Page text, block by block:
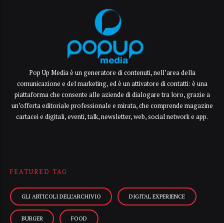
Pop Up Media è un generatore di contenuti, nell’area della
comunicazione e del marketing, ed è un attivatore di contatti: è una
piattaforma che consente alle aziende di dialogare tra loro, grazie a
un’offerta editoriale professionale e mirata, che comprende magazine
cartacei e digitali, eventi, talk, newsletter, web, social network e app.
FEATURED TAG
GLI ARTICOLI DELL’ARCHIVIO DIGITAL EXPERIENCE
BURGER FOOD